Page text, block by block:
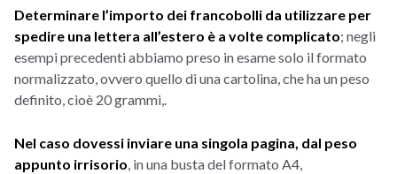
Determinare l’importo dei francobolli da utilizzare per
spedire una lettera all’estero è a volte complicato; negli
esempi precedenti abbiamo preso in esame solo il formato
normalizzato, ovvero quello di una cartolina, che ha un peso
definito, cioè 20 grammi,.
Nel caso dovessi inviare una singola pagina, dal peso
appunto irrisorio, in una busta del formato A4,